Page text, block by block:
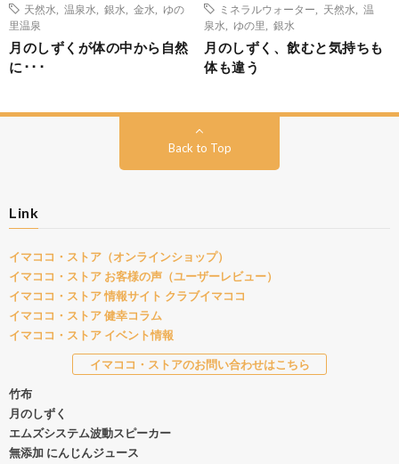
天然水
温泉水 銀水 金水
ゆの
里温泉
月のしずくが体の中から自然
に･･･
ミネラルウォーター
天然水
温
泉水
ゆの里 銀水
月のしずく、飲むと気持ちも
体も違う
Back to Top
Link
イマココ・ストア（オンラインショップ）
イマココ・ストア お客様の声（ユーザーレビュー）
イマココ・ストア 情報サイト クラブイマココ
イマココ・ストア 健幸コラム
イマココ・ストア イベント情報
イマココ・ストアのお問い合わせはこちら
竹布
月のしずく
エムズシステム波動スピーカー
無添加 にんじんジュース